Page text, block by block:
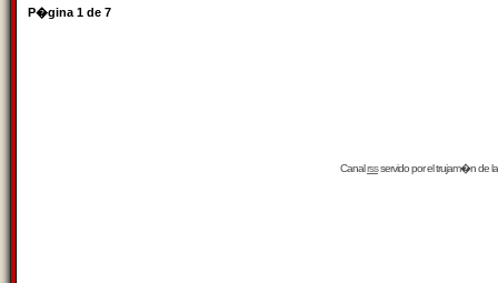
P�gina 1 de 7
Canalrssservido por eltrujam�nde